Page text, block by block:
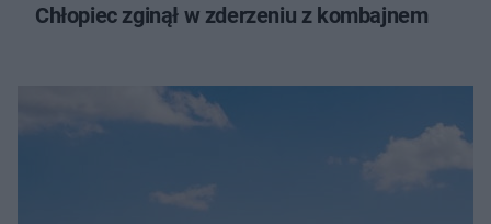
Chłopiec zginął w zderzeniu z kombajnem